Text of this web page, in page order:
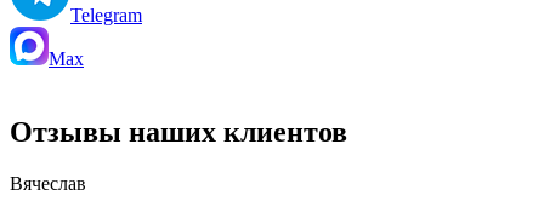
Telegram
Max
Отзывы наших клиентов
Вячеслав